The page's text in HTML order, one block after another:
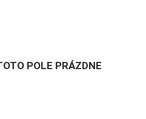
POLE PRÁZDNE